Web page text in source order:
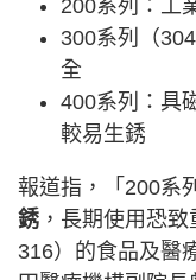
200系列：工
300系列（
全
400系列：具
較易生銹
報道指，「200系
銹 ，長期使用恐
316）的食品及醫